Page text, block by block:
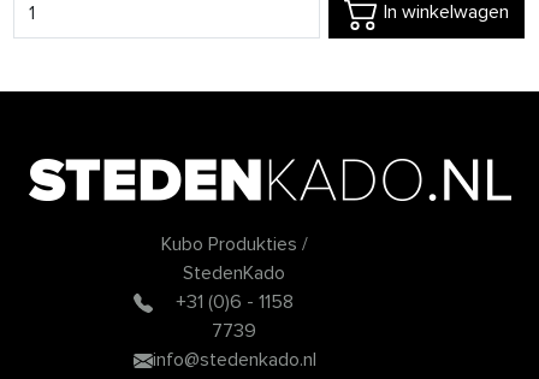
In winkelwagen
Kubo Produkties /
StedenKado
+31 (0)6 - 1158
7739
info@stedenkado.nl